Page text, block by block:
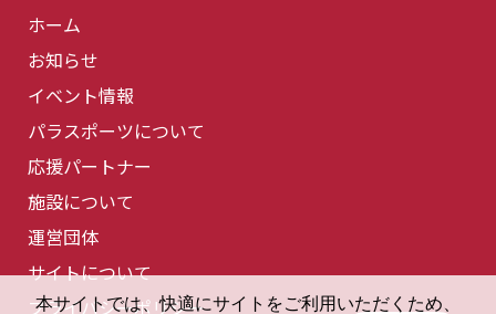
ホーム
お知らせ
イベント情報
パラスポーツについて
応援パートナー
施設について
運営団体
サイトについて
プライバシーポリシー
本サイトでは、快適にサイトをご利用いただくため、